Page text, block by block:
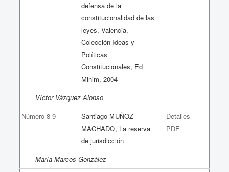
defensa de la
constitucionalidad de las
leyes, Valencia,
Colección Ideas y
Políticas
Constitucionales, Ed
Minim, 2004
Víctor Vázquez Alonso
Número 8-9
Santiago MUÑOZ
MACHADO, La reserva
de jurisdicción
Detalles
PDF
María Marcos González